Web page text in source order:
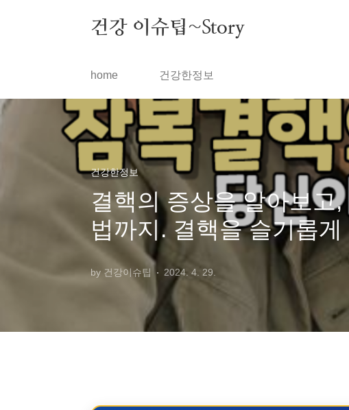
건강 이슈팁~Story
home 건강한정보
건강한정보
결핵의 증상을 알아보고
법까지. 결핵을 슬기롭
by 건강이슈팁 2024. 4. 29.